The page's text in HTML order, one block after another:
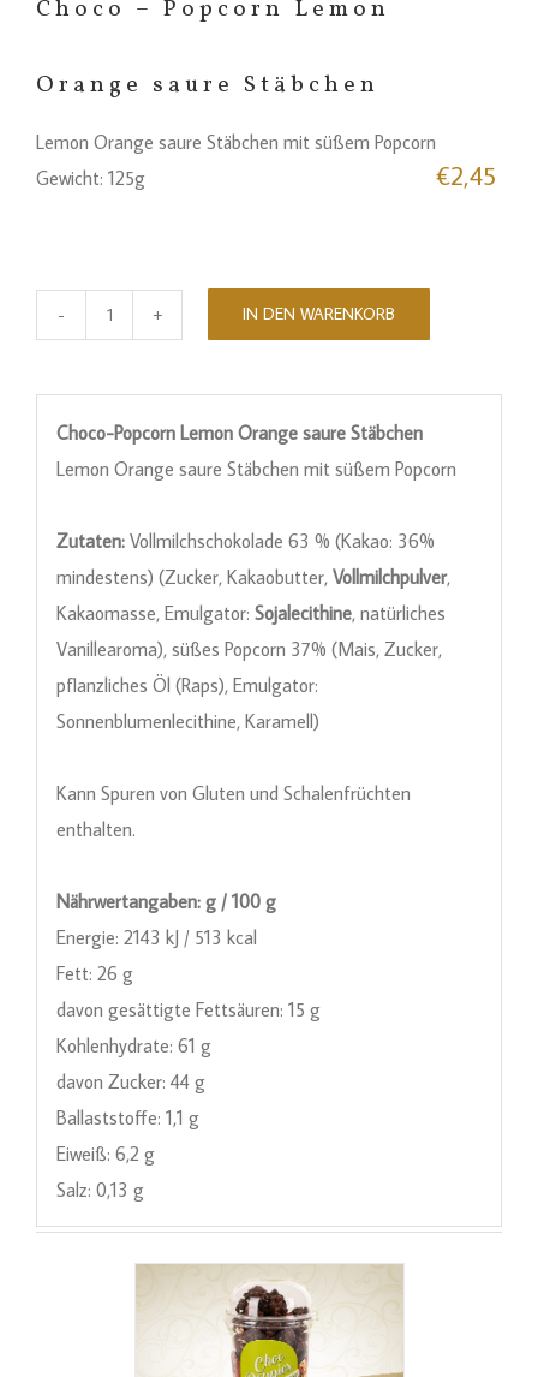
Choco – Popcorn Lemon
Orange saure Stäbchen
Lemon Orange saure Stäbchen mit süßem Popcorn
Gewicht: 125g
€2,45
Popcorn
Lemon
Orange
Stäbchen
Menge
IN DEN WARENKORB
Choco-Popcorn Lemon Orange saure Stäbchen
Lemon Orange saure Stäbchen mit süßem Popcorn
Zutaten:Vollmilchschokolade 63 % (Kakao: 36%
mindestens) (Zucker, Kakaobutter, Vollmilchpulver,
Kakaomasse, Emulgator: Sojalecithine, natürliches
Vanillearoma), süßes Popcorn 37% (Mais, Zucker,
pflanzliches Öl (Raps), Emulgator:
Sonnenblumenlecithine, Karamell)
Kann Spuren von Gluten und Schalenfrüchten
enthalten.
Nährwertangaben: g / 100 g
Energie: 2143 kJ / 513 kcal
Fett: 26 g
davon gesättigte Fettsäuren: 15 g
Kohlenhydrate: 61 g
davon Zucker: 44 g
Ballaststoffe: 1,1 g
Eiweiß: 6,2 g
Salz: 0,13 g